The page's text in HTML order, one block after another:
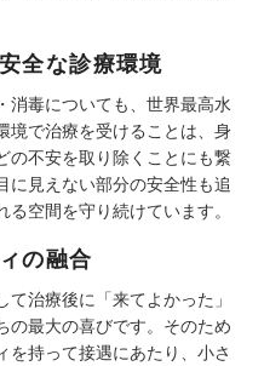
全な診療環境
消毒についても、世界最高水
境で治療を受けることは、身
の不安を取り除くことにも繋
に見えない部分の安全性も追
空間を守り続けています。
の融合
治療後に「来てよかった」
の最大の喜びです。そのため
を持って接遇にあたり、小さ